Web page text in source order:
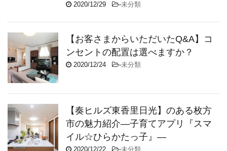
2020/12/29 -未分類
【お客さまからいただいたQ&A】コ
ンセントの配置は選べますか？
2020/12/24 -未分類
【奏ヒルズ東香里日光】のある枚方
市の魅力紹介―子育てアプリ『スマ
イル☆ひらかたっ子』―
2020/12/22 -未分類